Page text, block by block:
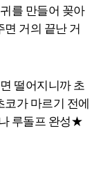
를 만들어 꽂아
거의 끝난 거
떨어지니까 초
코가 마르기 전에
루돌프 완성★